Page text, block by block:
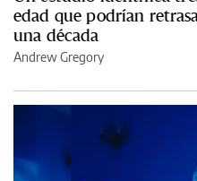
edad que podrían
una década
Andrew Gregory